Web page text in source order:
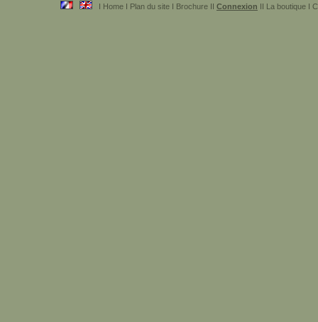
I Home I Plan du site I Brochure II Connexion II La boutique I